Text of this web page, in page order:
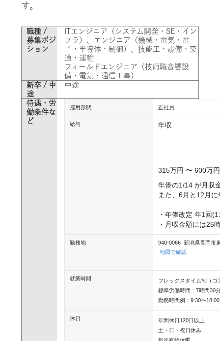
す。
職種 /
募集ポジ
ション
ITエンジニア（システム開発・SE・イン
フラ）、エンジニア（機械・電気・電
子・半導体・制御）、技能工・設備・交
通・運輸
フィールドエンジニア（技術職音響設
備・電気・通信工事）
新卒 / 中
途
中途
待遇・労
働条件な
ど
雇用形態 正社員
給与 年収
315万円 〜 600万円
年俸の1/14 が月収
また、6月と12月
・年俸改定 年1回
・月収金額には25
勤務地
940-0066 新潟県長岡市
地図で確認
就業時間
フレックスタイム制（
標準労働時間：7時間30
勤務時間例：9:30〜18:00
休日
年間休日120日以上
土・日・祝日休み
年次有給休暇